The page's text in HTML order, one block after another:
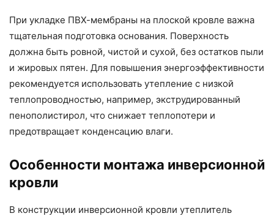
При укладке ПВХ-мембраны на плоской кровле важна
тщательная подготовка основания. Поверхность
должна быть ровной, чистой и сухой, без остатков пыли
и жировых пятен. Для повышения энергоэффективности
рекомендуется использовать утепление с низкой
теплопроводностью, например, экструдированный
пенополистирол, что снижает теплопотери и
предотвращает конденсацию влаги.
Особенности монтажа инверсионной
кровли
В конструкции инверсионной кровли утеплитель